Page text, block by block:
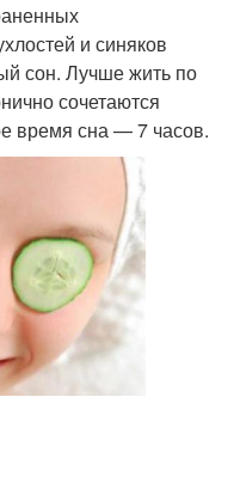
и синяков
сон. Лучше жить по
сочетаются
время сна — 7 часов.